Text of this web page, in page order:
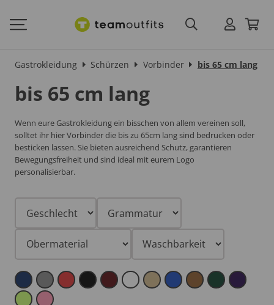
Gastrokleidung Schürzen Vorbinder bis 65 cm lang
bis 65 cm lang
Wenn eure Gastrokleidung ein bisschen von allem vereinen soll,
solltet ihr hier Vorbinder die bis zu 65cm lang sind bedrucken oder
besticken lassen. Sie bieten ausreichend Schutz, garantieren
Bewegungsfreiheit und sind ideal mit eurem Logo
personalisierbar.